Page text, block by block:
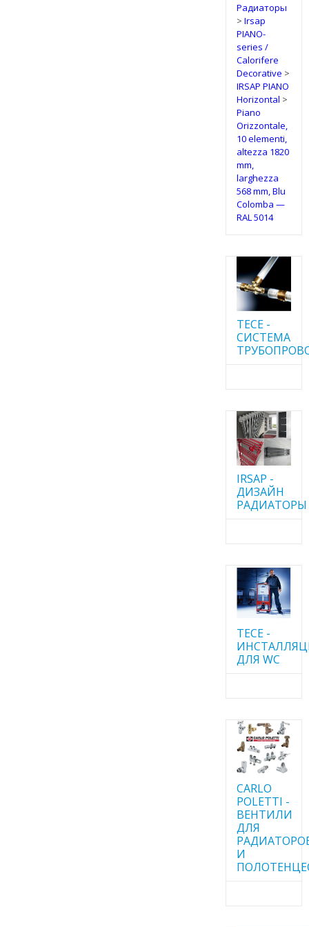
Радиаторы
> Irsap
PIANO-
series /
Calorifere
Decorative >
IRSAP PIANO
Horizontal >
Piano
Orizzontale,
10 elementi,
altezza 1820
mm,
larghezza
568 mm, Blu
Colomba —
RAL 5014
TECE -
CИСТЕМА
IRSAP -
ДИЗАЙН
РАДИАТОРЫ
TECE -
ДЛЯ WC
CARLO
POLETTI -
ВЕНТИЛИ
ДЛЯ
И